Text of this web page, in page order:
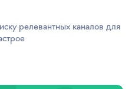
релевантных каналов для